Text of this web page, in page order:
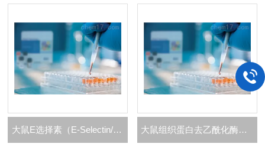
大鼠E选择素（E-Selectin/CD62E）ELISA 试剂盒 大鼠组织蛋白去乙酰化酶（HD）ELISA 试剂盒